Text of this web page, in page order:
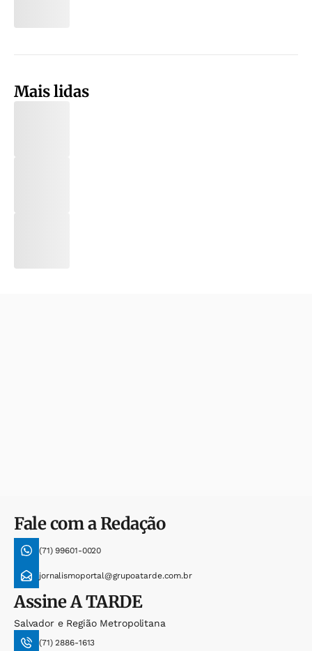
Mais lidas
Fale com a Redação
(71) 99601-0020
jornalismoportal@grupoatarde.com.br
AssineA TARDE
Salvador e Região Metropolitana
(71) 2886-1613